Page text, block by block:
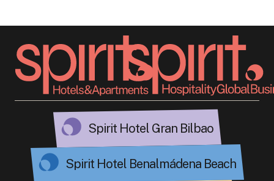
Spirit Hotel Gran Bilbao
Spirit Hotel Benalmádena Beach